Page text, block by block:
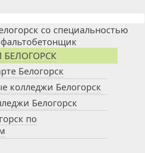
Белогорск
колледжи Белогорск
Белогорск
по